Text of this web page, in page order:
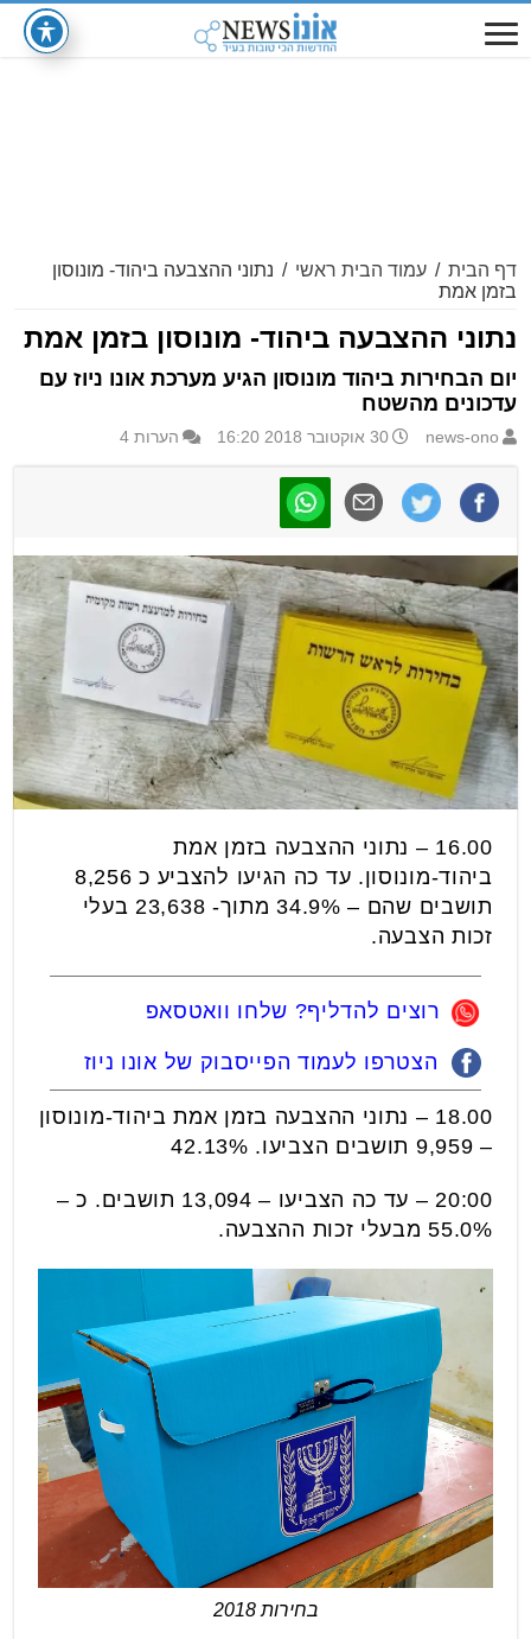
דף הבית / עמוד הבית ראשי / נתוני ההצבעה ביהוד- מונוסון
בזמן אמת
נתוני ההצבעה ביהוד- מונוסון בזמן אמת
יום הבחירות ביהוד מונוסון הגיע מערכת אונו ניוז עם
עדכונים מהשטח
news-ono 30 אוקטובר 2018 16:20 הערות 4
16.00 – נתוני ההצבעה בזמן אמת
ביהוד-מונוסון. עד כה הגיעו להצביע כ 8,256
תושבים שהם – 34.9% מתוך- 23,638 בעלי
זכות הצבעה.
רוצים להדליף? שלחו וואטסאפ
הצטרפו לעמוד הפייסבוק של אונו ניוז
18.00 – נתוני ההצבעה בזמן אמת ביהוד-מונוסון
– 9,959 תושבים הצביעו. 42.13%
20:00 – עד כה הצביעו – 13,094 תושבים. כ –
55.0% מבעלי זכות ההצבעה.
בחירות 2018